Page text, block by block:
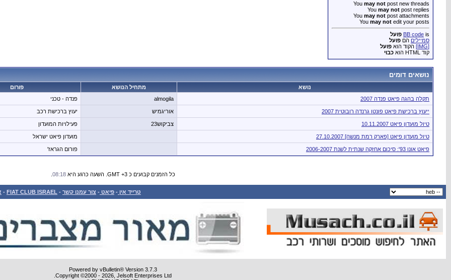
You may not post new threads
You may not post replies
You may not post attachments
You may not edit your posts
BB code is
פועל
סמיילים הם פועל
[IMG]
הקוד הוא פועל
קוד HTML הוא
כבוי
נושאים דומים
נושא מתחיל הנושא
פורום
תקלה בהגה פיאט פנדה 2007
almogila פנדה - טכני
ייעוץ ברכישת פיאט פונטו גרנדה רובוטית 2007 אוריגמיש יעוץ ברכישת רכב
טיול מועדון פיאט 10.11.2007 צביקוש23 פעילויות המועדון
טיול מועדון פיאט [פארק רמת מנשה] 27.10.2007 מועדון פיאט ישראל
פיאט אונו 93': סיכום אחזקה שנתית לשנת 2006-2007 פורום הגראז'
כל הזמנים קבועים כ GMT +3. השעה כרגע היא 08:18
טרייד אין - פיאט - צור עמנו קשר -
FIAT CLUB ISRAEL
-
Powered by vBulletin® Version 3.7.3
Copyright ©2000 - 2026, Jelsoft Enterprises Ltd.